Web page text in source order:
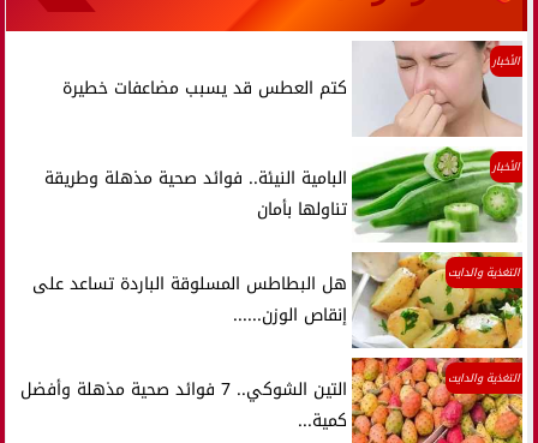
الأخبار
كتم العطس قد يسبب مضاعفات خطيرة
الأخبار
البامية النيئة.. فوائد صحية مذهلة وطريقة
تناولها بأمان
التغذية والدايت
هل البطاطس المسلوقة الباردة تساعد على
إنقاص الوزن......
التغذية والدايت
التين الشوكي.. 7 فوائد صحية مذهلة وأفضل
كمية...